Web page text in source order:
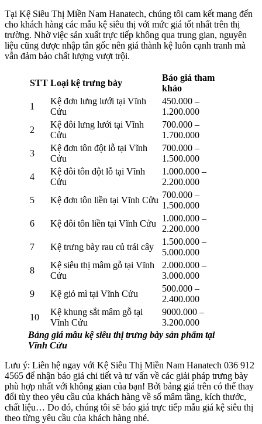
Tại Kệ Siêu Thị Miền Nam Hanatech, chúng tôi cam kết mang đến
cho khách hàng các mẫu kệ siêu thị với mức giá tốt nhất trên thị
trường. Nhờ việc sản xuất trực tiếp không qua trung gian, nguyên
liệu cũng được nhập tân gốc nên giá thành kệ luôn cạnh tranh mà
vẫn đảm bảo chất lượng vượt trội.
STT Loại kệ trưng bày
Báo giá tham
khảo
1
Kệ đơn lưng lưới tại Vĩnh
Cửu
450.000 –
1.200.000
2
Kệ đôi lưng lưới tại Vĩnh
Cửu
700.000 –
1.700.000
3
Kệ đơn tôn đột lỗ tại Vĩnh
Cửu
700.000 –
1.500.000
4
Kệ đôi tôn đột lỗ tại Vĩnh
Cửu
1.000.000 –
2.200.000
5
Kệ đơn tôn liền tại Vĩnh Cửu
700.000 –
1.500.000
6
Kệ đôi tôn liền tại Vĩnh Cửu
1.000.000 –
2.200.000
7
Kệ trưng bày rau củ trái cây
1.500.000 –
5.000.000
8
Kệ siêu thị mâm gỗ tại Vĩnh
Cửu
2.000.000 –
3.000.000
9
Kệ giỏ mì tại Vĩnh Cửu
500.000 –
2.400.000
10
Kệ khung sắt mâm gỗ tại
Vĩnh Cửu
9000.000 –
3.200.000
Bảng giá mẫu kệ siêu thị trưng bày sản phẩm tại
Vĩnh Cửu
Lưu ý: Liên hệ ngay với Kệ Siêu Thị Miền Nam Hanatech 036 912
4565 để nhận báo giá chi tiết và tư vấn về các giải pháp trưng bày
phù hợp nhất với không gian của bạn! Bởi bảng giá trên có thể thay
đổi tùy theo yêu cầu của khách hàng về số mâm tầng, kích thước,
chất liệu… Do đó, chúng tôi sẽ báo giá trực tiếp mẫu giá kệ siêu thị
theo từng yêu cầu của khách hàng nhé.